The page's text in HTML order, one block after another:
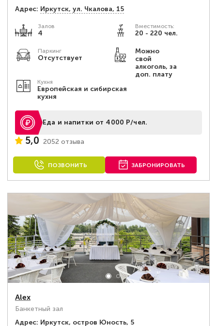
Адрес: Иркутск, ул. Чкалова, 15
Залов
4
Вместимость:
20 - 220 чел.
Паркинг
Отсутствует
Можно
свой
алкоголь, за
доп. плату
Кухня
Европейская и сибирская
кухня
Еда и напитки от 4000 Р/чел.
5,0 2052 отзыва
ПОЗВОНИТЬ ЗАБРОНИРОВАТЬ
Alex
Банкетный зал
Адрес: Иркутск, остров Юность, 5